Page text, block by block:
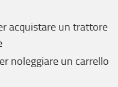
acquistare un trattore
noleggiare un carrello